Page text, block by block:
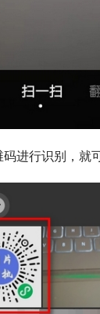
进行识别，就